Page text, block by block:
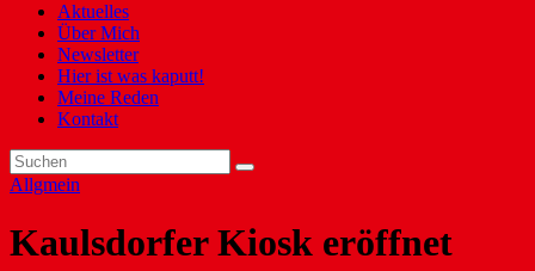
Aktuelles
Über Mich
Newsletter
Hier ist was kaputt!
Meine Reden
Kontakt
Allgmein
Kaulsdorfer Kiosk eröffnet